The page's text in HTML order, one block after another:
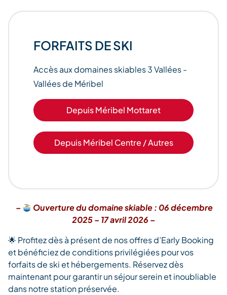
FORFAITS DE SKI
Accès aux domaines skiables 3 Vallées -
Vallées de Méribel
Depuis Méribel Mottaret
Depuis Méribel Centre / Autres
–
Ouverture du domaine skiable : 06 décembre
2025 – 17 avril 2026 –
🌟 Profitez dès à présent de nos offres d’Early Booking
et bénéficiez de conditions privilégiées pour vos
forfaits de ski et hébergements. Réservez dès
maintenant pour garantir un séjour serein et inoubliable
dans notre station préservée.